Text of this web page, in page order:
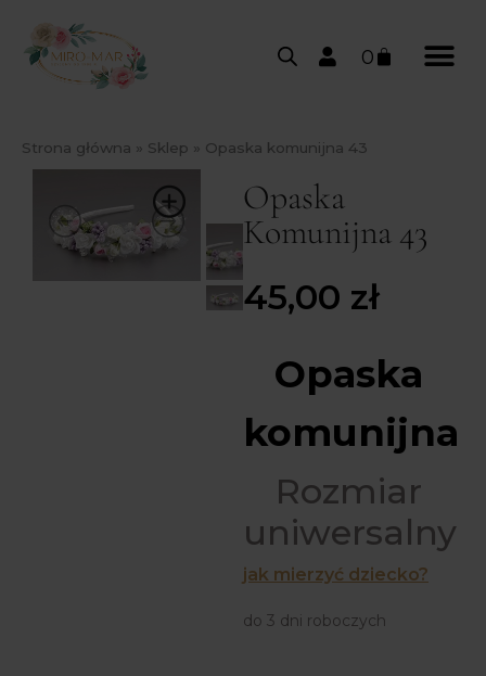
0
Strona główna » Sklep » Opaska komunijna 43
Opaska
Komunijna 43
45,00 zł
Opaska
komunijna
Rozmiar
uniwersalny
jak mierzyć dziecko?
do 3 dni roboczych